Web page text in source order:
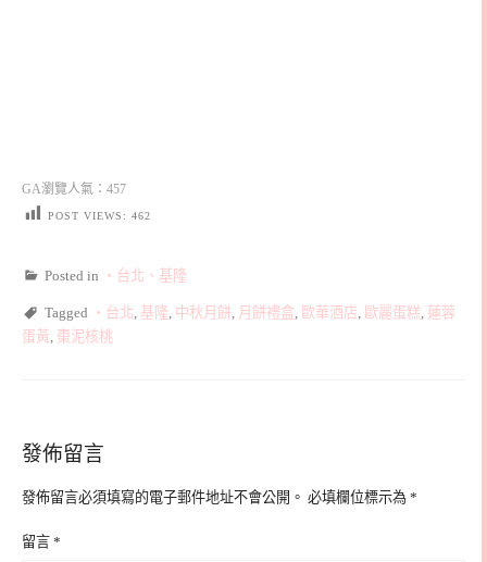
GA瀏覽人氣：457
POST VIEWS: 462
Posted in ‧台北、基隆
Tagged ‧台北, 基隆, 中秋月餅, 月餅禮盒, 歐華酒店, 歐麗蛋糕, 蓮蓉
蛋黃, 棗泥核桃
發佈留言
發佈留言必須填寫的電子郵件地址不會公開。 必填欄位標示為 *
留言 *